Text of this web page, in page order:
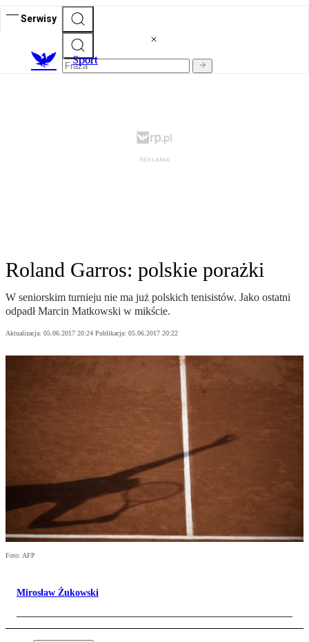
Serwisy
Sport
Roland Garros: polskie porażki
W seniorskim turnieju nie ma już polskich tenisistów. Jako ostatni
odpadł Marcin Matkowski w mikście.
Aktualizacja: 05.06.2017 20:24 Publikacja: 05.06.2017 20:22
Foto: AFP
Mirosław Żukowski